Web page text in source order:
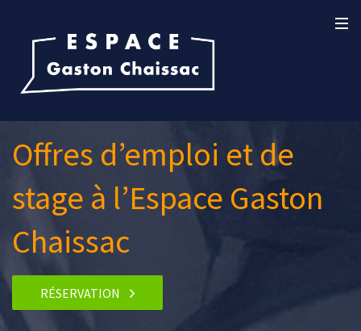
Offres d’emploi et de
stage à l’Espace Gaston
Chaissac
RÉSERVATION